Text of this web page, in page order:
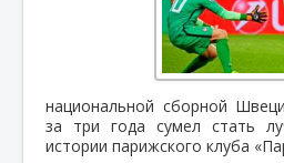
национальной сборной
за три года сумел стать
истории парижского клуба